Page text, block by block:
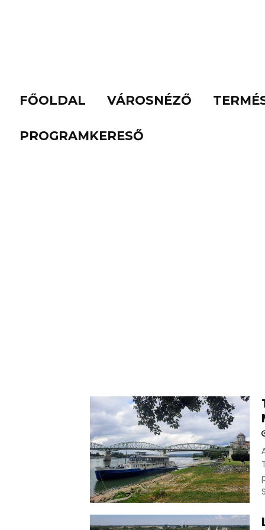
FŐOLDAL VÁROSNÉZŐ
PROGRAMKERESŐ